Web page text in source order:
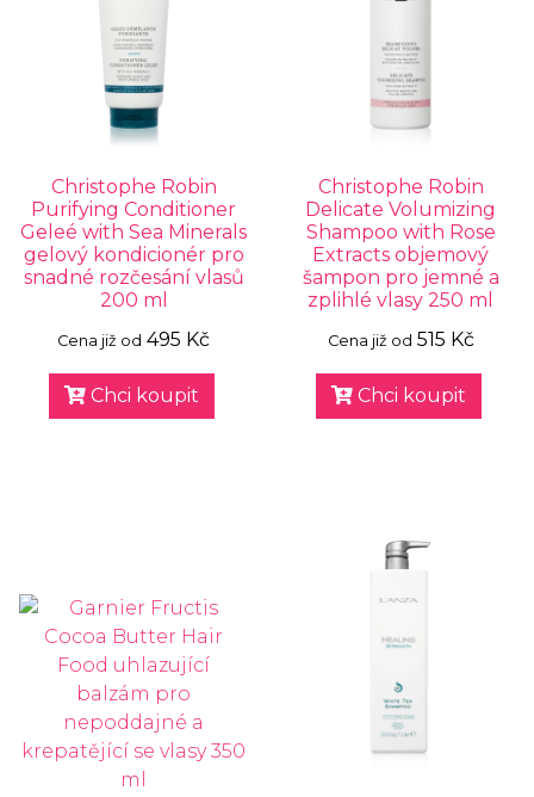
Christophe Robin
Purifying Conditioner
Geleé with Sea Minerals
gelový kondicionér pro
snadné rozčesání vlasů
200 ml
Cena již od 495 Kč
Chci koupit
Christophe Robin
Delicate Volumizing
Shampoo with Rose
Extracts objemový
šampon pro jemné a
zplihlé vlasy 250 ml
Cena již od 515 Kč
Chci koupit